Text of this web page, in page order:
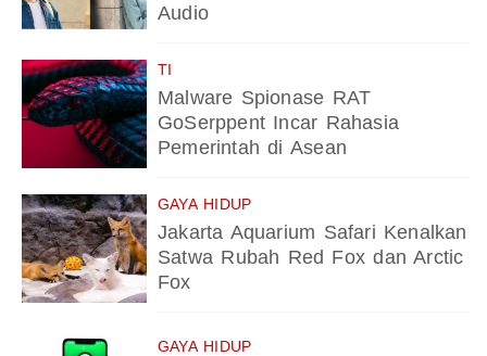
Audio
TI
Malware Spionase RAT
GoSerppent Incar Rahasia
Pemerintah di Asean
GAYA HIDUP
Jakarta Aquarium Safari Kenalkan
Satwa Rubah Red Fox dan Arctic
Fox
GAYA HIDUP